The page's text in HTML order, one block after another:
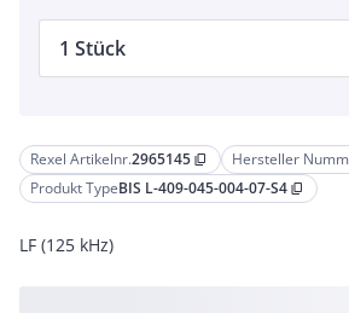
Rexel Artikelnr.2965145 content_copy Hersteller
Produkt TypeBIS L-409-045-004-07-S4 content_copy
LF (125 kHz)
1 Stück